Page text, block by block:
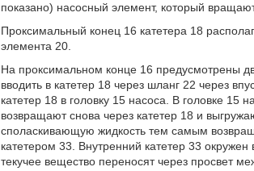
показано) насосный элемент, который
Проксимальный конец 16 катетера 18
элемента 20.
На проксимальном конце 16 предусмотрены
вводить в катетер 18 через шланг 22 через
катетер 18 в головку 15 насоса. В головке 15
возвращают снова через катетер 18 и
споласкивающую жидкость тем самым
катетером 33. Внутренний катетер 33
текучее вещество переносят через просвет